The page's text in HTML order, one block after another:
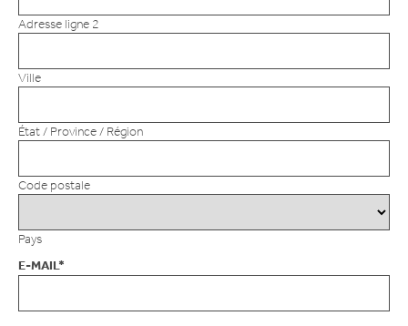
Adresse ligne 2
Ville
État / Province / Région
Code postale
Pays
E-MAIL*